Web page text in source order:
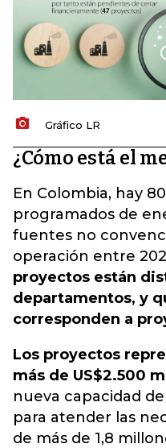
Gráfico LR
¿Cómo está el
En Colombia, hay
programados de
fuentes no
operación entre
proyectos están
departamentos, y
corresponden a
Los proyectos
más de US$2.500
nueva capacidad
para atender las
de más de 1,8